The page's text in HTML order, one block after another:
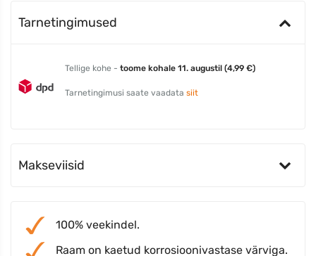
Tarnetingimused
Tellige kohe - toome kohale 11. augustil (4,99 €)
Tarnetingimusi saate vaadata siit
Makseviisid
100% veekindel.
Raam on kaetud korrosioonivastase värviga.